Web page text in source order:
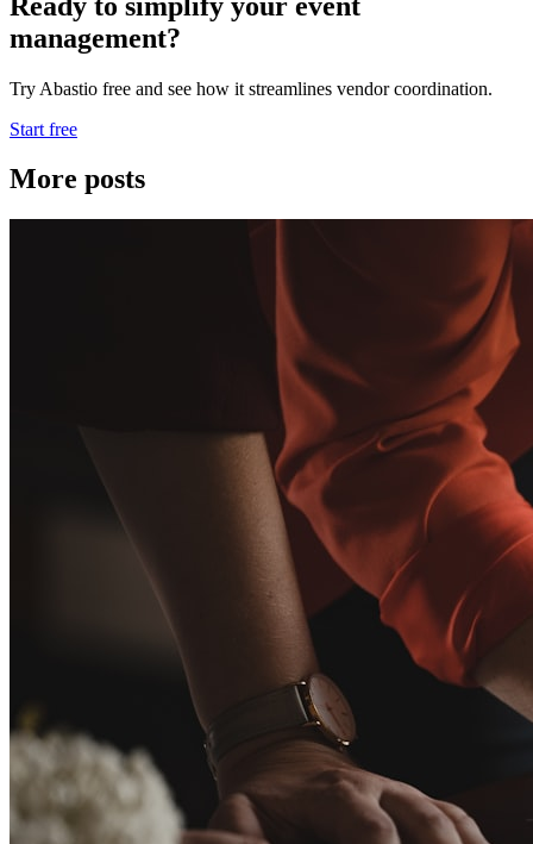
management?
Try Abastio free and see how it streamlines vendor coordination.
Start free
More posts